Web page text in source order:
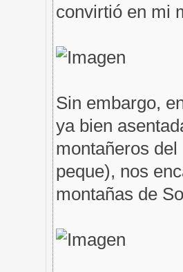
convirtió en mi
Sin embargo,
ya bien
montañeros
peque), nos
montañas de